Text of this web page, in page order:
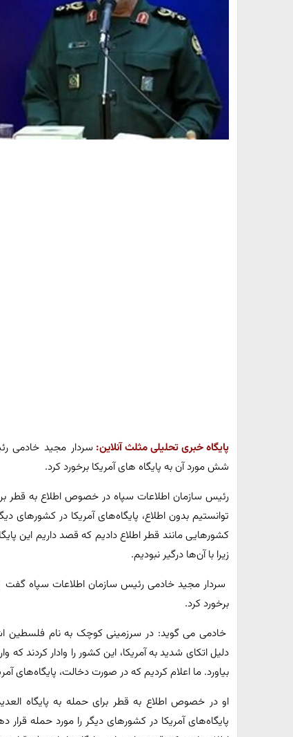
پایگاه خبری تحلیلی مثلث آنلاین:
شش مورد آن به پایگاه های آمریکا برخورد کرد.
رئیس سازمان اطلاعات سپاه در خصوص اطلاع به قطر
توانستیم بدون اطلاع، پایگاه‌های آمریکا در کشورهای
کشورهایی مانند قطر اطلاع دادیم که قصد داریم این
زیرا با آن‌ها درگیر نبودیم.
برخورد کرد.
خادمی می گوید: در سرزمینی کوچک به نام فلسطین
دلیل اتکای شدید به آمریکا، این کشور را وادار کردند
بیاورد. ما اعلام کردیم که در صورت دخالت، پایگاه‌های
او در خصوص اطلاع به قطر برای حمله به پایگاه
پایگاه‌های آمریکا در کشورهای دیگر را مورد حمله قرار